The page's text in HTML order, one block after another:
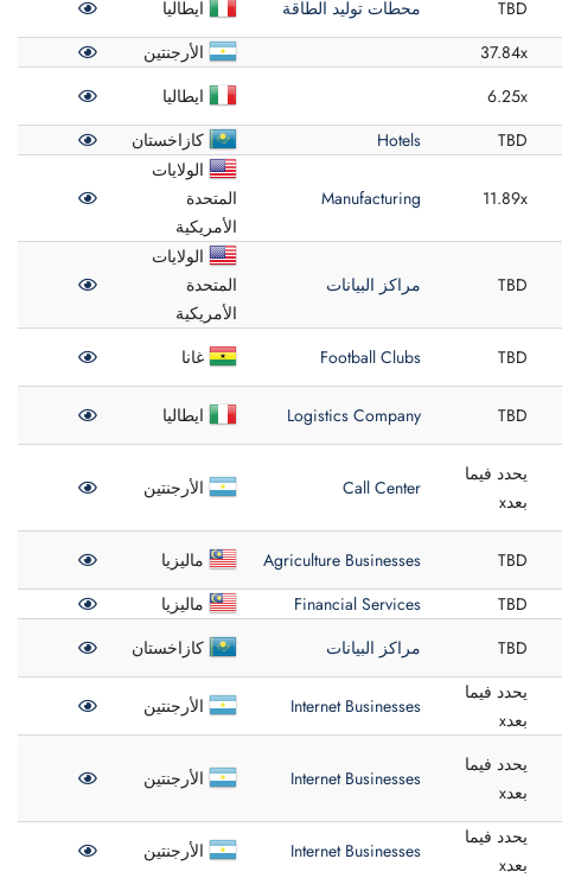
TBD محطات توليد الطاقة
ايطاليا
37.84x
الأرجنتين
6.25x
ايطاليا
TBD
Hotels كازاخستان
11.89x
Manufacturing
الولايات
المتحدة
الأمريكية
TBD مراكز البيانات
الولايات
المتحدة
الأمريكية
TBD
Football Clubs غانا
TBD
Logistics Company ايطاليا
يحدد فيما
بعدx
Call Center الأرجنتين
TBD
Agriculture Businesses
ماليزيا
TBD
Financial Services
ماليزيا
TBD مراكز البيانات كازاخستان
يحدد فيما
بعدx
Internet Businesses الأرجنتين
يحدد فيما
بعدx
Internet Businesses الأرجنتين
يحدد فيما
بعدx
Internet Businesses الأرجنتين